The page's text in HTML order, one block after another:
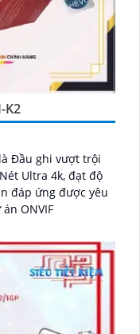
K2
Đầu ghi vượt trội
Ultra 4k, đạt độ
ONVIF